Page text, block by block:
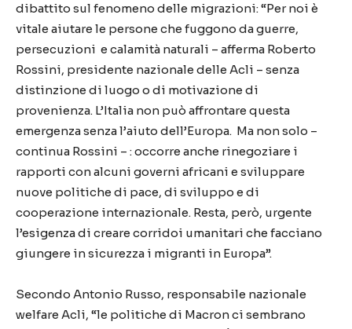
dibattito sul fenomeno delle migrazioni: “Per noi è
vitale aiutare le persone che fuggono da guerre,
persecuzioni e calamità naturali – afferma Roberto
Rossini, presidente nazionale delle Acli – senza
distinzione di luogo o di motivazione di
provenienza. L’Italia non può affrontare questa
emergenza senza l’aiuto dell’Europa. Ma non solo –
continua Rossini – : occorre anche rinegoziare i
rapporti con alcuni governi africani e sviluppare
nuove politiche di pace, di sviluppo e di
cooperazione internazionale. Resta, però, urgente
l’esigenza di creare corridoi umanitari che facciano
giungere in sicurezza i migranti in Europa”.
Secondo Antonio Russo, responsabile nazionale
welfare Acli, “le politiche di Macron ci sembrano